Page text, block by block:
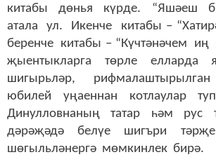
китабы дөнья күрде. “Яшәеш
атала ул. Икенче китабы –
беренче китабы – “Күчтәнәчем иң
җыентыкларга төрле елларда
шигырьләр, рифмалаштырылган
юбилей уңаеннан котлаулар
Динулловнаның татар һәм рус
дәрәҗәдә белүе шигъри
шөгыльләнергә мөмкинлек бирә.